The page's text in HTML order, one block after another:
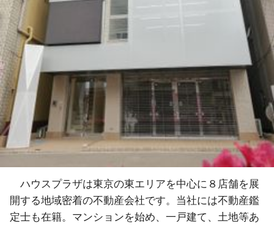
ハウスプラザは東京の東エリアを中心に８店舗を展
開する地域密着の不動産会社です。当社には不動産鑑
定士も在籍。マンションを始め、一戸建て、土地等あ